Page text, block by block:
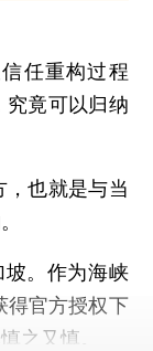
任重构过程
究竟可以归纳
也就是与当
。作为海峡
得官方授权下
之又慎。